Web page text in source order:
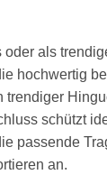
oder als
hochwertig
trendiger
schützt
passende
an.